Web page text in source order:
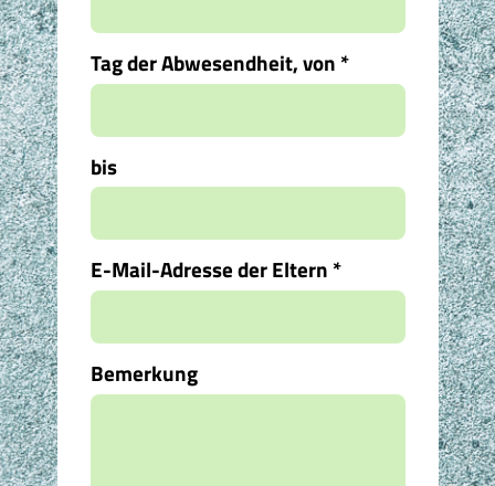
Tag der Abwesendheit, von *
bis
E-Mail-Adresse der Eltern *
Bemerkung